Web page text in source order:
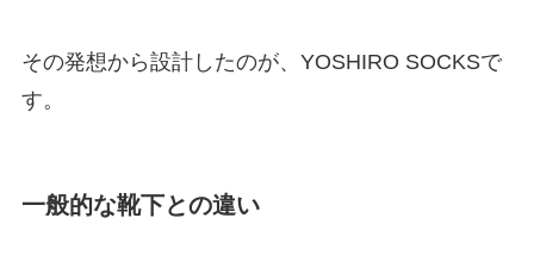
その発想から設計したのが、YOSHIRO SOCKSで
す。
一般的な靴下との違い